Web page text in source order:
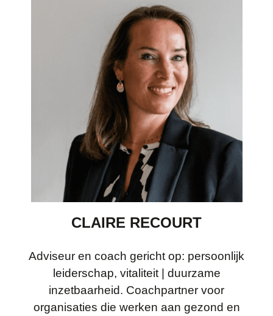
CLAIRE RECOURT
Adviseur en coach gericht op: persoonlijk
leiderschap, vitaliteit | duurzame
inzetbaarheid. Coachpartner voor
organisaties die werken aan gezond en